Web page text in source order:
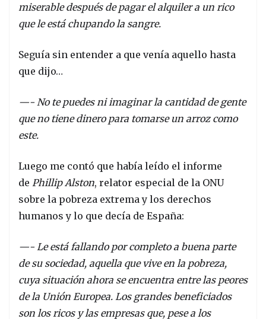
miserable después de pagar el alquiler a un rico
que le está chupando la sangre.
Seguía sin entender a que venía aquello hasta
que dijo…
—- No te puedes ni imaginar la cantidad de gente
que no tiene dinero para tomarse un arroz como
este.
Luego me contó que había leído el informe
de Phillip Alston, relator especial de la ONU
sobre la pobreza extrema y los derechos
humanos y lo que decía de España:
—- Le está fallando por completo a buena parte
de su sociedad, aquella que vive en la pobreza,
cuya situación ahora se encuentra entre las peores
de la Unión Europea. Los grandes beneficiados
son los ricos y las empresas que, pese a los